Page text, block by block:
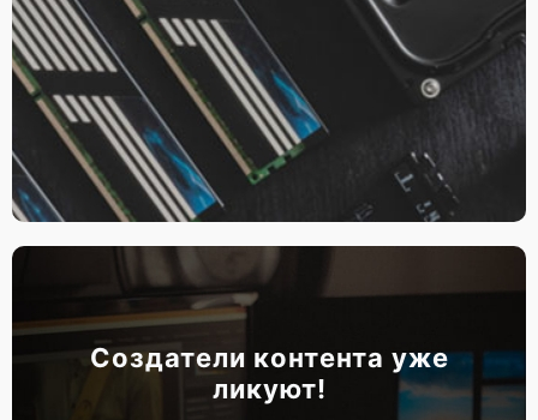
Создатели контента уже
ликуют!